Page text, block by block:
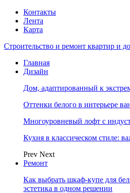
Контакты
Лента
Карта
Строительство и ремонт квартир и
Главная
Дизайн
Дом, адаптированный к
Оттенки белого в интерьере
Многоуровневый лофт с
Кухня в классическом стиле:
Prev Next
Ремонт
Как выбрать шкаф-купе для
эстетика в одном решении